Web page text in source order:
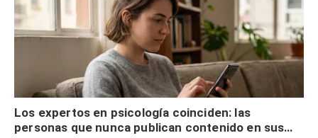
Los expertos en psicología coinciden: las
personas que nunca publican contenido en sus